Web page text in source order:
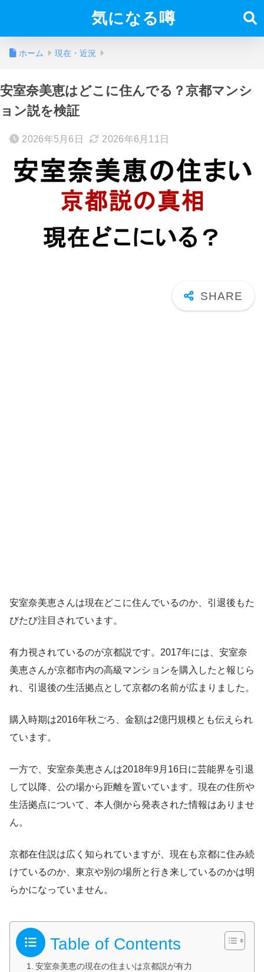
気になる噂
ホーム 現在・近況
安室奈美恵はどこに住んでる？京都マンシ
ョン説を検証
2026年5月6日 2026年6月11日
安室奈美恵さんは現在どこに住んでいるのか、引退後もた
びたび注目されています。
有力視されているのが京都説です。2017年には、安室奈
美恵さんが京都市内の高級マンションを購入したと報じら
れ、引退後の生活拠点として京都の名前が広まりました。
購入時期は2016年秋ごろ、金額は2億円規模とも伝えられ
ています。
一方で、安室奈美恵さんは2018年9月16日に芸能界を引退
して以降、公の場から距離を置いています。現在の住所や
生活拠点について、本人側から発表された情報はありませ
ん。
京都在住説は広く知られていますが、現在も京都に住み続
けているのか、東京や別の場所と行き来しているのかは明
らかになっていません。
Table of Contents
安室奈美恵の現在の住まいは京都説が有力